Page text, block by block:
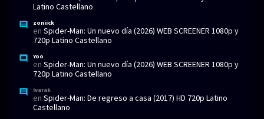
Latino Castellano
zoniick
en Spider-Man: Un nuevo día (2026) WEB SCREENER 1080p y
720p Latino Castellano
Yoo
en Spider-Man: Un nuevo día (2026) WEB SCREENER 1080p y
720p Latino Castellano
Ivarak
en Spider-Man: De regreso a casa (2017) HD 720p Latino
Castellano